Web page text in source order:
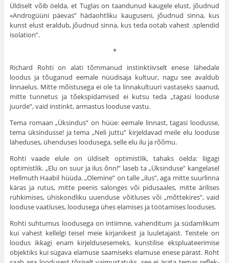
Üldiselt võib öelda, et Tuglas on taandunud kaugele elust, jõudnud
«Androgüüni päevas” hädaohtliku kauguseni, jõudnud sinna, kus
kunst elust eraldub, jõudnud sinna, kus teda ootab vahest .splendid
isolation”.
*
Richard Rohti on alati tõmmanud instinktiivselt enese lähedale
loodus ja tõuganud eemale nüüdisaja kul­tuur, nagu see avaldub
linnaelus. Mitte mõistusega ei ole ta linnakultuuri vastaseks saanud,
mitte tunnetus ja tõeks­pidamised ei kutsu teda „tagasi looduse
juurde”, vaid ins­tinkt, armastus looduse vastu.
Tema romaan „Üksindus” on hüüe: eemale linnast, tagasi loodusse,
tema üksindusse! ja tema „Neli juttu” kirjeldavad meile elu looduse
läheduses, ühenduses loodu­sega, selle elu ilu ja rõõmu.
Rohti vaade elule on üldiselt optimistlik, tahaks öelda: liigagi
optimistlik. „Elu on suur ja ilus õnn!” laseb ta „Üksinduse” kangelasel
Hellmuth Haabil hüüda. „Ole­mine” on talle „ilus”, aga mitte suurlinna
käras ja rutus, mitte peenis salonges või pidusaales, mitte ärilises
rühki­mises, ühiskondliku uuenduse võitluses või „mõttekires”, vaid
looduse vaatluses, loodusega ühes elamises ja tööta­mises looduses.
Rohti suhtumus loodusega on intiimne, vahenditum ja südamlikum
kui vahest kellelgi teisel meie kirjanikest ja luuletajaist. Teistele on
loodus ikkagi enam kirjeldusesemeks, kunstilise ekspluateerimise
objektiks kui sügava elamuse saamiseks elamuse enese pärast. Roht